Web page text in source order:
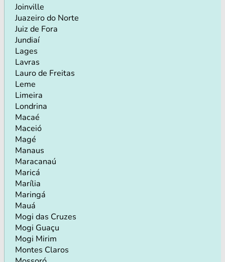
Joinville
Juazeiro do Norte
Juiz de Fora
Jundiaí
Lages
Lavras
Lauro de Freitas
Leme
Limeira
Londrina
Macaé
Maceió
Magé
Manaus
Maracanaú
Maricá
Marília
Maringá
Mauá
Mogi das Cruzes
Mogi Guaçu
Mogi Mirim
Montes Claros